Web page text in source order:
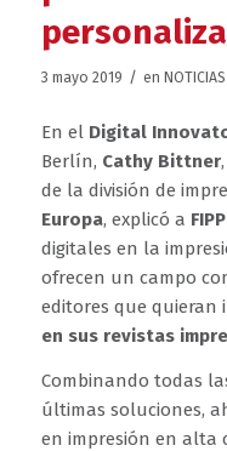
3 mayo 2019 / en NOTICIAS
En elDigital
Berlín, Cathy Bittner
de la división de
Europa, explicó a FIPP
digitales en la
ofrecen un campo
editores que quieran
en sus revistas
Combinando todas
últimas soluciones,
en impresión en alta